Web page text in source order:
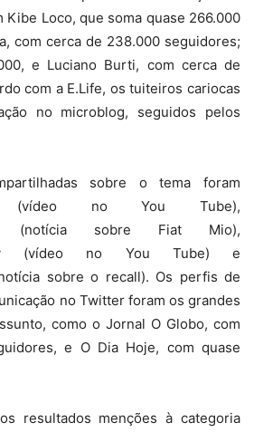
Loco, que soma quase 266.000
com cerca de 238.000 seguidores;
e Luciano Burti, com cerca de
com a E.Life, os tuiteiros cariocas
no microblog, seguidos pelos
sobre o tema foram
(vídeo no You Tube),
(notícia sobre Fiat Mio),
(vídeo no You Tube) e
sobre o recall). Os perfis de
no Twitter foram os grandes
como o Jornal O Globo, com
e O Dia Hoje, com quase
resultados menções à categoria